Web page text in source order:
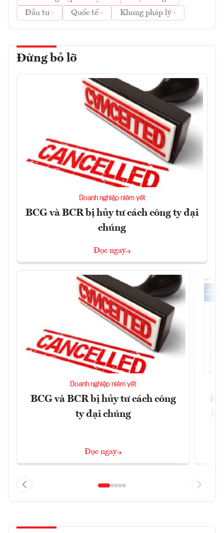
Đầu tư
Quốc tế Khung pháp lý
Đừng bỏ lỡ
Doanh nghiệp niêm yết
BCG và BCR bị hủy tư cách công ty đại
chúng
Đọc ngay
Doanh nghiệp niêm yết
BCG và BCR bị hủy tư cách công
ty đại chúng
Đọc ngay